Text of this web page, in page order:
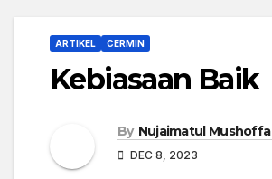
ARTIKEL CERMIN
Kebiasaan Baik
By Nujaimatul Mushoffa
DEC 8, 2023